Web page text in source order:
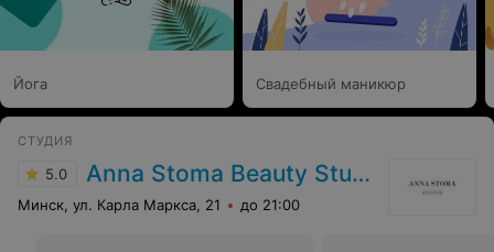
Йога Свадебный маникюр
СТУДИЯ
5.0 Anna Stoma Beauty Studio
Минск, ул. Карла Маркса, 21 до 21:00